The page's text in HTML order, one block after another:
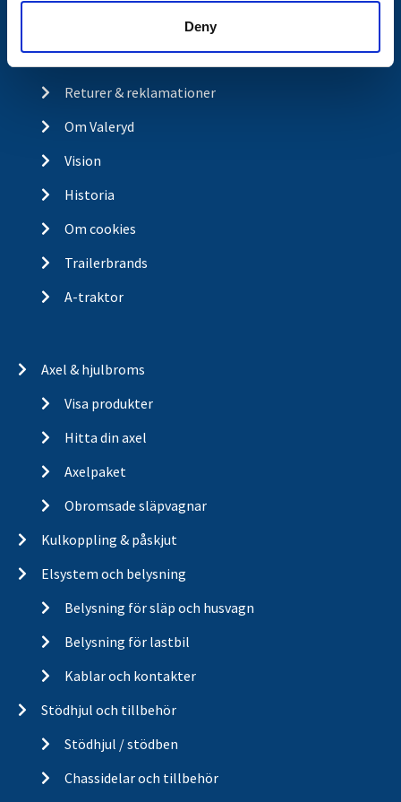
Deny
Integritetspolicy
Returer & reklamationer
Om Valeryd
Vision
Historia
Om cookies
Trailerbrands
A-traktor
Axel & hjulbroms
Visa produkter
Hitta din axel
Axelpaket
Obromsade släpvagnar
Kulkoppling & påskjut
Elsystem och belysning
Belysning för släp och husvagn
Belysning för lastbil
Kablar och kontakter
Stödhjul och tillbehör
Stödhjul / stödben
Chassidelar och tillbehör